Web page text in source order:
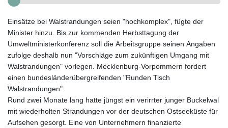
Einsätze bei Walstrandungen seien "hochkomplex", fügte der
Minister hinzu. Bis zur kommenden Herbsttagung der
Umweltministerkonferenz soll die Arbeitsgruppe seinen Angaben
zufolge deshalb nun "Vorschläge zum zukünftigen Umgang mit
Walstrandungen" vorlegen. Mecklenburg-Vorpommern fordert
einen bundesländerübergreifenden "Runden Tisch
Walstrandungen".
Rund zwei Monate lang hatte jüngst ein verirrter junger Buckelwal
mit wiederholten Strandungen vor der deutschen Ostseeküste für
Aufsehen gesorgt. Eine von Unternehmern finanzierte